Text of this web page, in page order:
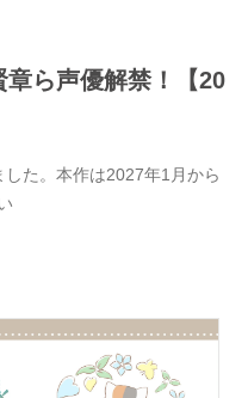
ら声優解禁！【20
た。本作は2027年1月から